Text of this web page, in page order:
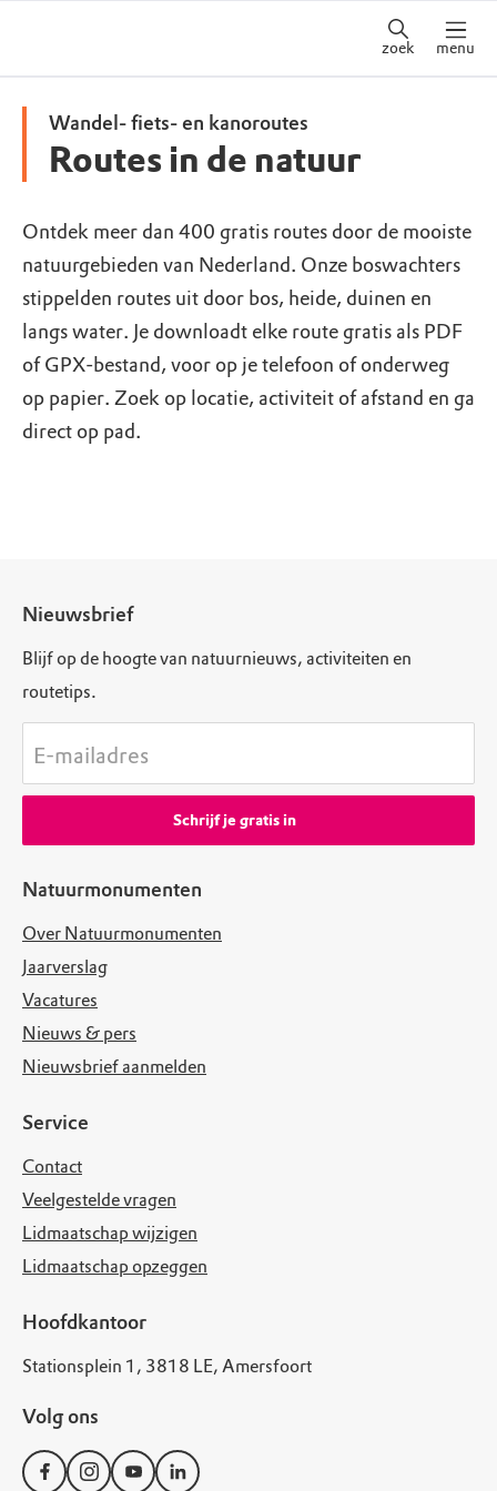
zoek menu
Wandel- fiets- en kanoroutes
Routes in de natuur
Ontdek meer dan 400 gratis routes door de mooiste
natuurgebieden van Nederland. Onze boswachters
stippelden routes uit door bos, heide, duinen en
langs water. Je downloadt elke route gratis als PDF
of GPX-bestand, voor op je telefoon of onderweg
op papier. Zoek op locatie, activiteit of afstand en ga
direct op pad.
Natuurmonumenten
Over Natuurmonumenten
Jaarverslag
Vacatures
Nieuws & pers
Nieuwsbrief aanmelden
Service
Contact
Veelgestelde vragen
Lidmaatschap wijzigen
Lidmaatschap opzeggen
Hoofdkantoor
Stationsplein 1, 3818 LE, Amersfoort
Volg ons
Nieuwsbrief
Blijf op de hoogte van natuurnieuws, activiteiten en
routetips.
E-mailadres
Schrijf je gratis in